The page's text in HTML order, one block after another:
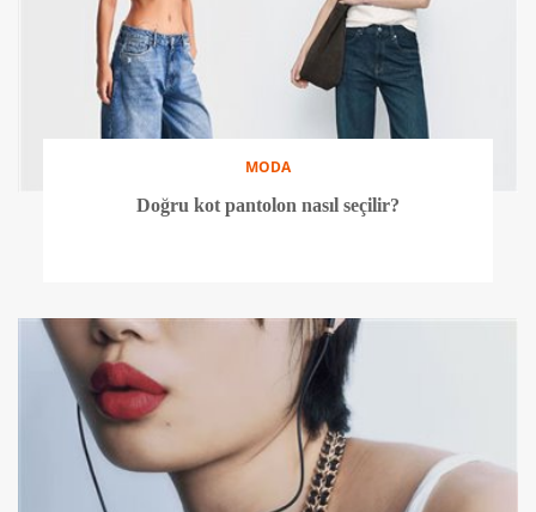
MODA
Doğru kot pantolon nasıl seçilir?